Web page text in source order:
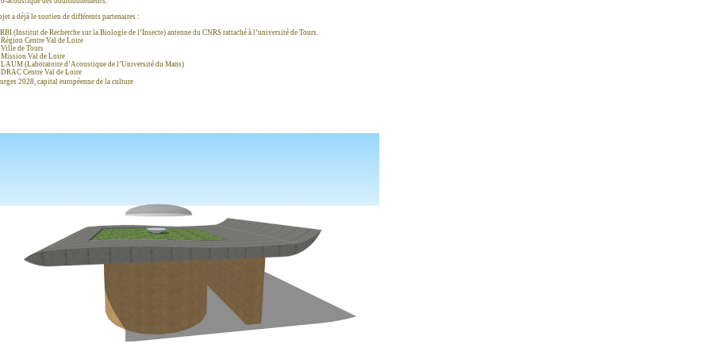
a déjà le soutien de différents partenaires :
(Institut de Recherche sur la Biologie de l’Insecte) antenne du CNRS rattaché à l’université de Tours.
Centre Val de Loire
de Tours
Val de Loire
(Laboratoire d’Acoustique de l’Université du Mans)
Centre Val de Loire
2028, capital européenne de la culture